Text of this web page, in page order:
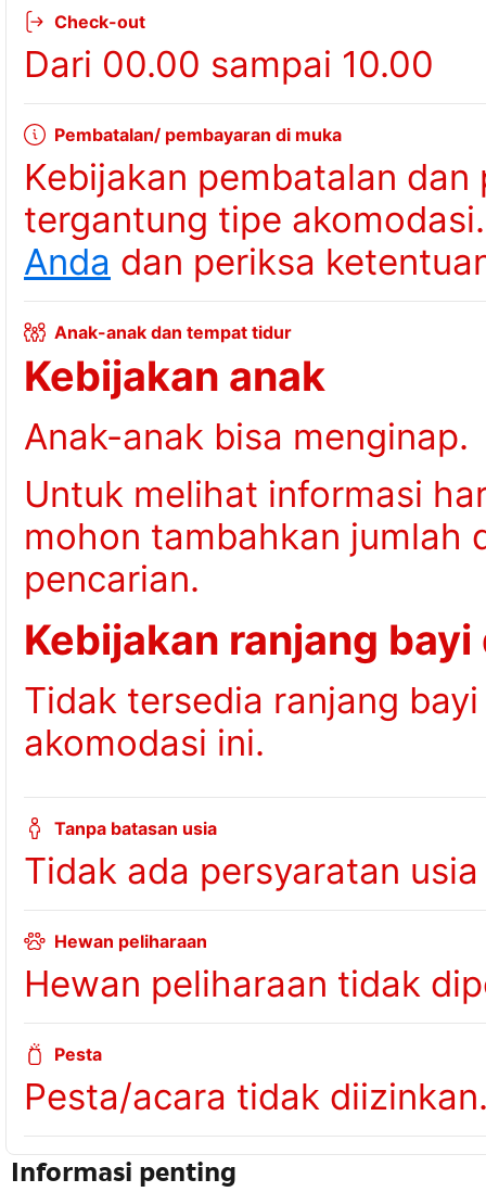
Check-out
Dari 00.00 sampai 10.00
Pembatalan/ pembayaran di muka
Kebijakan pembatalan
tergantung tipe
Anda dan periksa
Anak-anak dan tempat tidur
Kebijakan anak
Anak-anak bisa menginap.
Untuk melihat informasi
mohon tambahkan jumlah
pencarian.
Kebijakan ranjang
Tidak tersedia ranjang
akomodasi ini.
Tanpa batasan usia
Tidak ada persyaratan
Hewan peliharaan
Hewan peliharaan tidak
Pesta
Pesta/acara tidak
Informasi penting